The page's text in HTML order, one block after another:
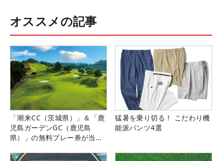
オススメの記事
「潮来CC（茨城県）」＆「鹿
児島ガーデンGC（鹿児島
県）」の無料プレー券が当た
猛暑を乗り切る！ こだわり機
能派パンツ4選